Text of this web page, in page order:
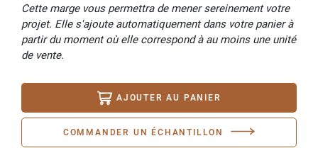
Cette marge vous permettra de mener sereinement votre
projet. Elle s'ajoute automatiquement dans votre panier à
partir du moment où elle correspond à au moins une unité
de vente.
AJOUTER AU PANIER
COMMANDER UN ÉCHANTILLON